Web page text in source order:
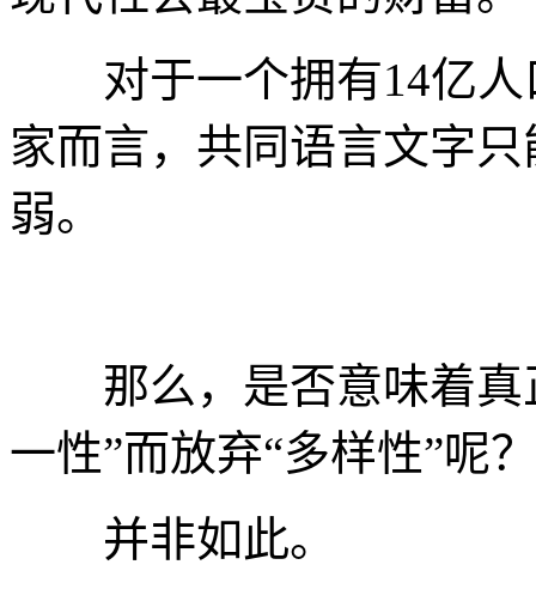
对于一个拥有14亿人
家而言，共同语言文字
弱。
那么，是否意味着真
一性”而放弃“多样性”呢？
并非如此。